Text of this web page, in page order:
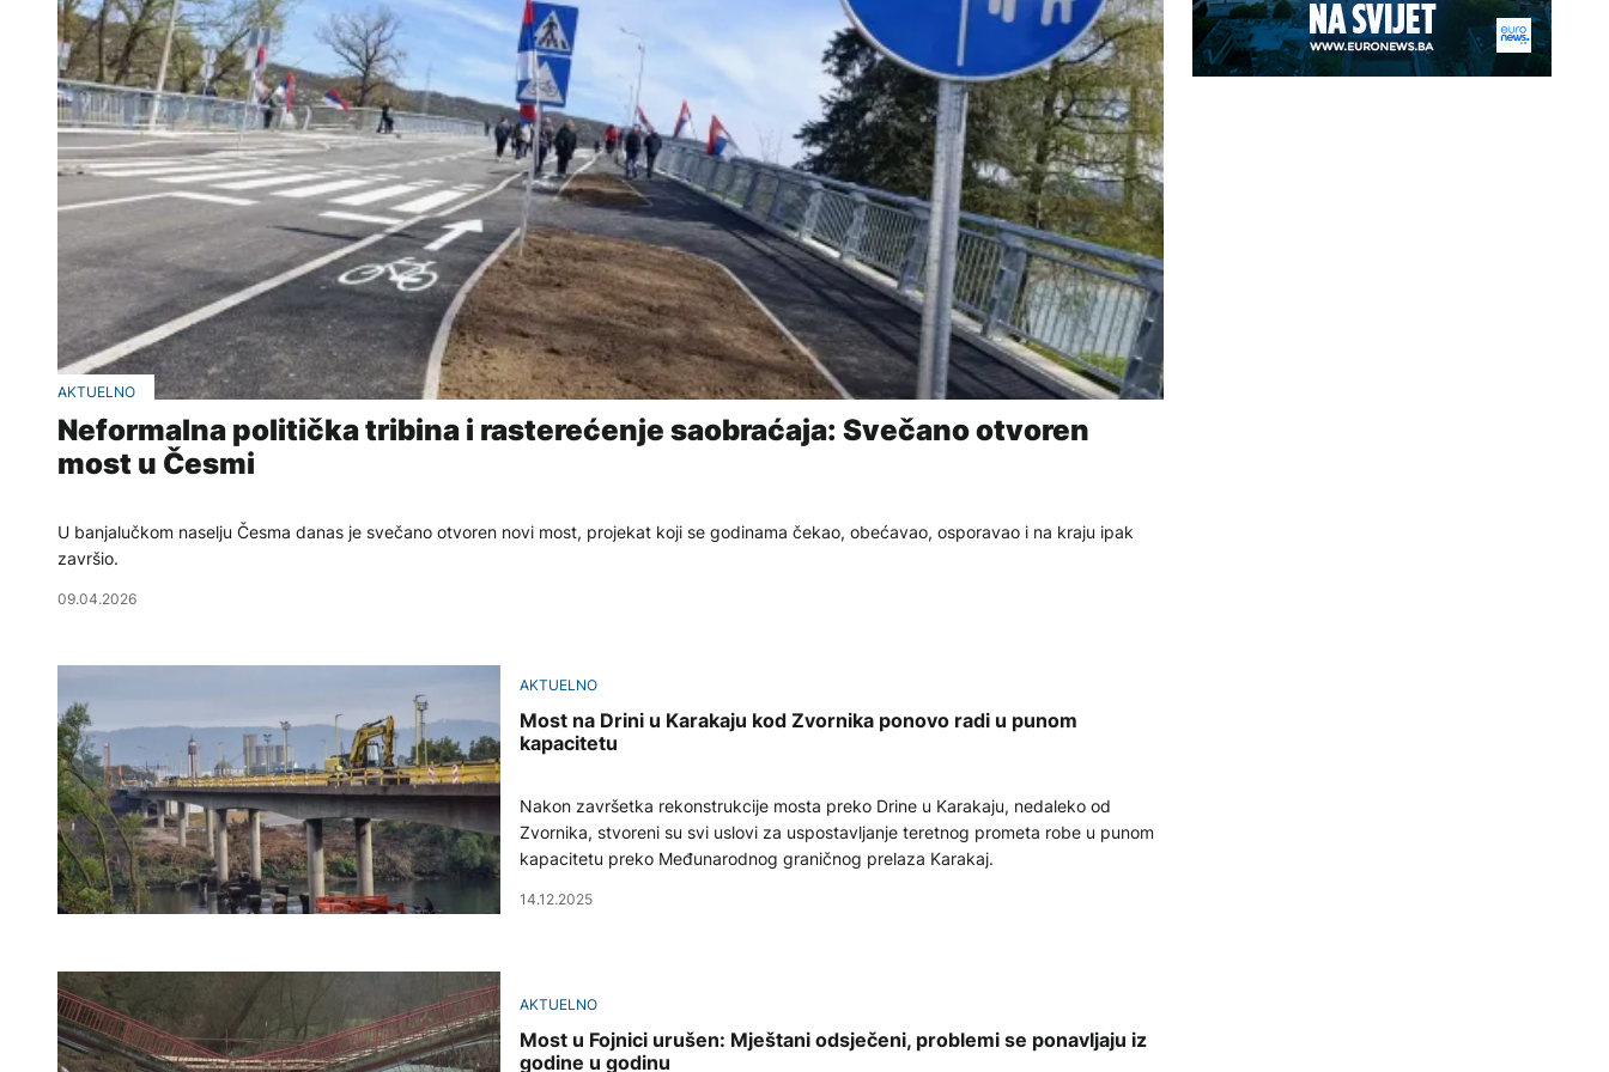
AKTUELNO
Neformalna politička tribina i rasterećenje saobraćaja: Svečano otvoren
most u Česmi
U banjalučkom naselju Česma danas je svečano otvoren novi most, projekat koji se godinama čekao, obećavao, osporavao i na kraju ipak
završio.
09.04.2026
AKTUELNO
Most na Drini u Karakaju kod Zvornika ponovo radi u punom
kapacitetu
Nakon završetka rekonstrukcije mosta preko Drine u Karakaju, nedaleko od
Zvornika, stvoreni su svi uslovi za uspostavljanje teretnog prometa robe u punom
kapacitetu preko Međunarodnog graničnog prelaza Karakaj.
14.12.2025
AKTUELNO
Most u Fojnici urušen: Mještani odsječeni, problemi se ponavljaju iz
godine u godinu